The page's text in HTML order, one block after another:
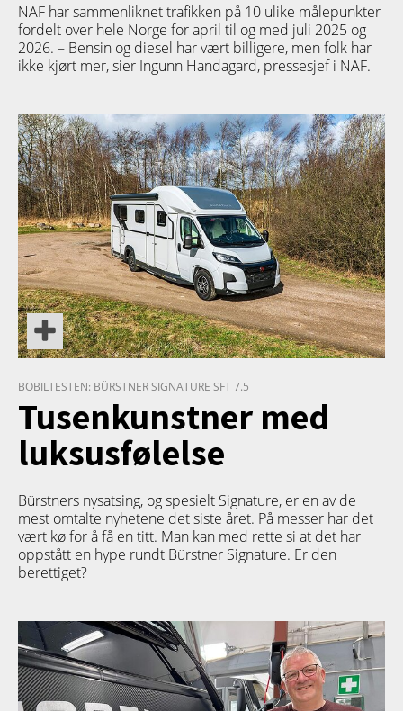
NAF har sammenliknet trafikken på 10 ulike målepunkter
fordelt over hele Norge for april til og med juli 2025 og
2026. – Bensin og diesel har vært billigere, men folk har
ikke kjørt mer, sier Ingunn Handagard, pressesjef i NAF.
PRODUKT
BOBILTESTEN: BÜRSTNER SIGNATURE SFT 7.5
Tusenkunstner med
luksusfølelse
Bürstners nysatsing, og spesielt Signature, er en av de
mest omtalte nyhetene det siste året. På messer har det
vært kø for å få en titt. Man kan med rette si at det har
oppstått en hype rundt Bürstner Signature. Er den
berettiget?
TETT PÅ